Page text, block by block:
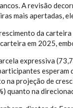
A revisão
mais apertadas,
da
em 2025,
expressiva
esperam
na projeção de
quanto na